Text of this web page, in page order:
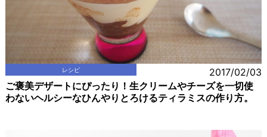
レシピ 2017/02/03
ご褒美デザートにぴったり！生クリームやチーズを一切使
わないヘルシーなひんやりとろけるティラミスの作り方。